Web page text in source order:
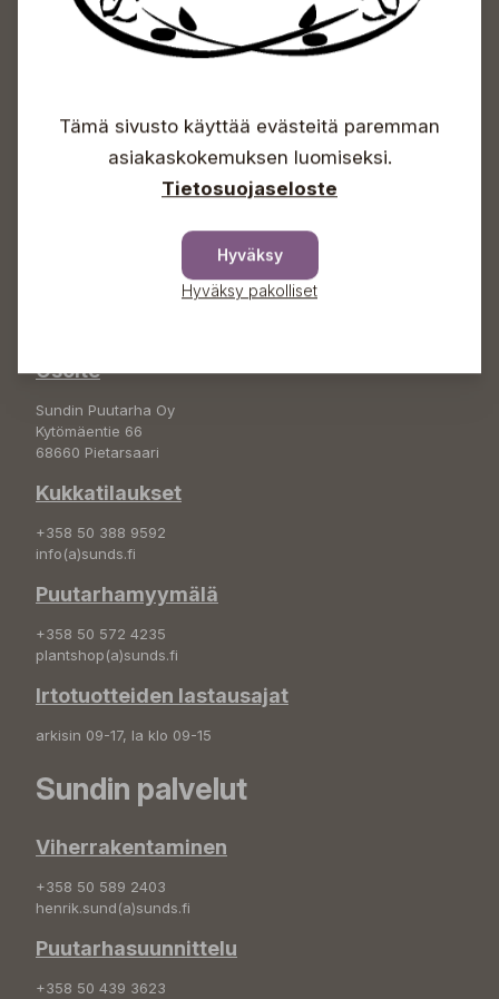
Sunnuntaisin Itsepalvelu
Osoite
Sundin Puutarha Oy
Kytömäentie 66
68660 Pietarsaari
Kukkatilaukset
+358 50 388 9592
info(a)sunds.fi
Puutarhamyymälä
+358 50 572 4235
plantshop(a)sunds.fi
Irtotuotteiden lastausajat
arkisin 09-17, la klo 09-15
Sundin palvelut
Viherrakentaminen
+358 50 589 2403
henrik.sund(a)sunds.fi
Puutarhasuunnittelu
+358 50 439 3623
Tämä sivusto käyttää evästeitä paremman
asiakaskokemuksen luomiseksi.
Tietosuojaseloste
Hyväksy
Hyväksy pakolliset